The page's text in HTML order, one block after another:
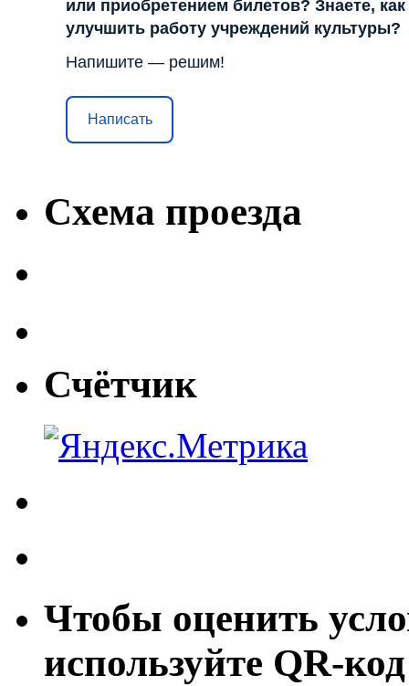
или приобретением билетов? Знаете, как
улучшить работу учреждений культуры?
Напишите — решим!
Написать
Схема проезда
Счётчик
Чтобы оценить
используйте QR-код